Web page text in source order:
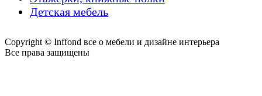
Детская мебель
Copyright © Inffond все о мебели и дизайне интерьера
Все права защищены